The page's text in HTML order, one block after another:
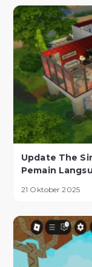
Update The
Pemain
21 Oktober 2025